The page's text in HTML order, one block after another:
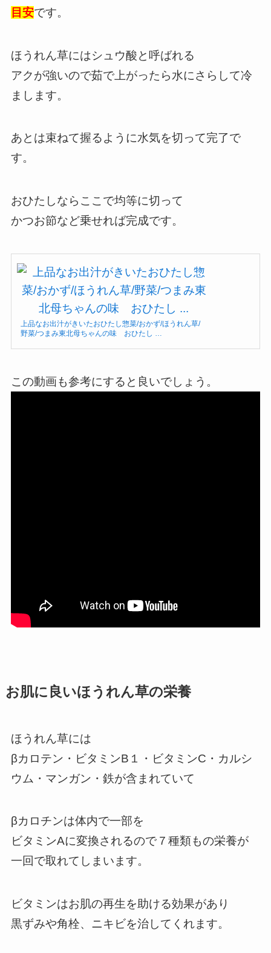
目安です。
ほうれん草にはシュウ酸と呼ばれる
アクが強いので茹で上がったら水にさらして冷
まします。
あとは束ねて握るように水気を切って完了で
す。
おひたしならここで均等に切って
かつお節など乗せれば完成です。
上品なお出汁がきいたおひたし惣菜/おかず/ほうれん草/
野菜/つまみ東北母ちゃんの味 おひたし …
この動画も参考にすると良いでしょう。
お肌に良いほうれん草の栄養
ほうれん草には
βカロテン・ビタミンB１・ビタミンC・カルシ
ウム・マンガン・鉄が含まれていて
βカロチンは体内で一部を
ビタミンAに変換されるので７種類もの栄養が
一回で取れてしまいます。
ビタミンはお肌の再生を助ける効果があり
黒ずみや角栓、ニキビを治してくれます。